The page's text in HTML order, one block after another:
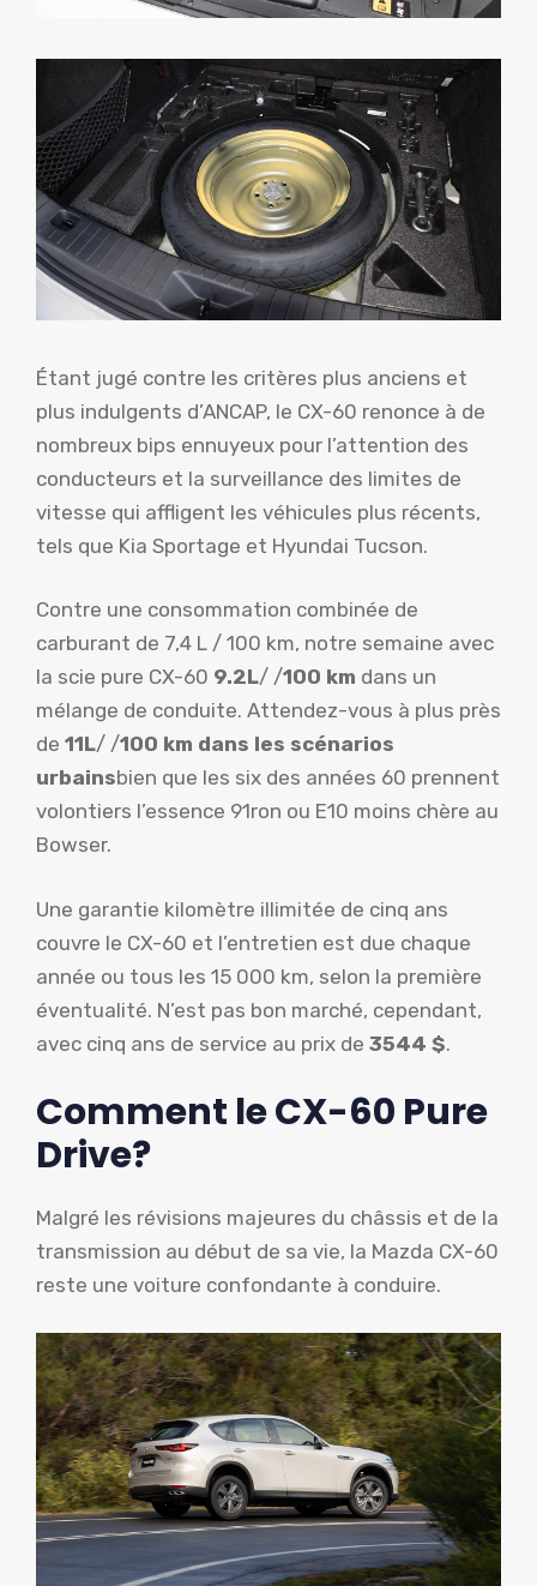
Étant jugé contre les critères plus anciens et
plus indulgents d’ANCAP, le CX-60 renonce à de
nombreux bips ennuyeux pour l’attention des
conducteurs et la surveillance des limites de
vitesse qui affligent les véhicules plus récents,
tels que Kia Sportage et Hyundai Tucson.
Contre une consommation combinée de
carburant de 7,4 L / 100 km, notre semaine avec
la scie pure CX-60 9.2L/ /100 km dans un
mélange de conduite. Attendez-vous à plus près
de 11L/ /100 km dans les scénarios
urbainsbien que les six des années 60 prennent
volontiers l’essence 91ron ou E10 moins chère au
Bowser.
Une garantie kilomètre illimitée de cinq ans
couvre le CX-60 et l’entretien est due chaque
année ou tous les 15 000 km, selon la première
éventualité. N’est pas bon marché, cependant,
avec cinq ans de service au prix de 3544 $.
Comment le CX-60 Pure
Drive?
Malgré les révisions majeures du châssis et de la
transmission au début de sa vie, la Mazda CX-60
reste une voiture confondante à conduire.